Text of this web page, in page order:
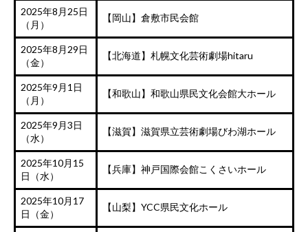
2025年8月25日
（月）
【岡山】倉敷市民会館
2025年8月29日
（金）
【北海道】札幌文化芸術劇場hitaru
2025年9月1日
（月）
【和歌山】和歌山県民文化会館大ホール
2025年9月3日
（水）
【滋賀】滋賀県立芸術劇場びわ湖ホール
2025年10月15
日（水）
【兵庫】神戸国際会館こくさいホール
2025年10月17
日（金）
【山梨】YCC県民文化ホール